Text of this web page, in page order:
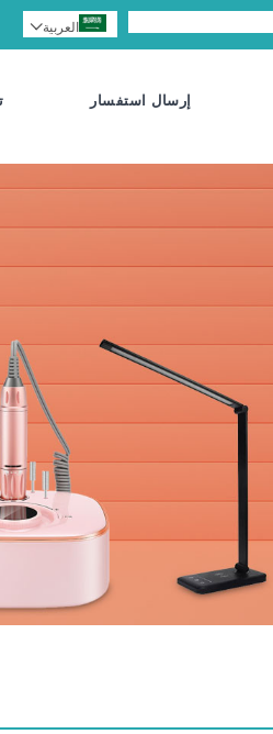
العربية
إرسال استفسار